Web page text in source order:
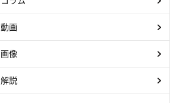
動画
画像
解説